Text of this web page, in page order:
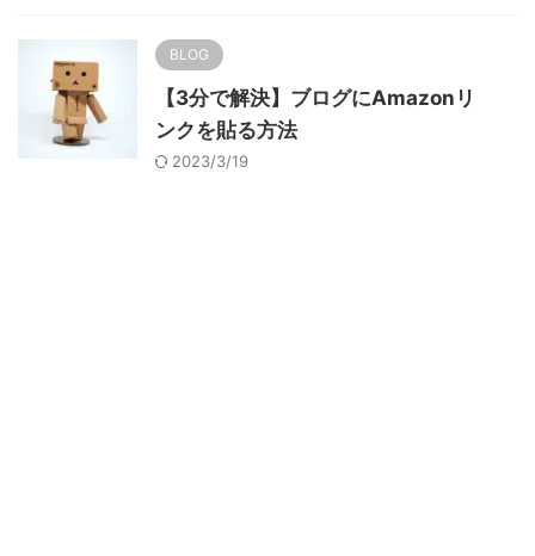
BLOG
【3分で解決】ブログにAmazonリ
ンクを貼る方法
2023/3/19